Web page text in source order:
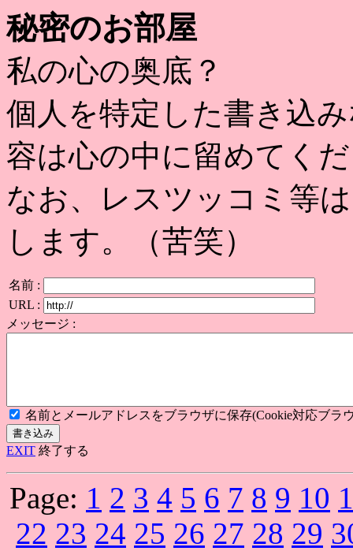
秘密のお部屋
私の心の奥底？
個人を特定した書き込
容は心の中に留めてく
なお、レスツッコミ等
します。（苦笑）
名前 :
URL :
メッセージ :
名前とメールアドレスをブラウザに保存(Cookie対応ブラ
EXIT 終了する
Page: 1 2 3 4 5 6 7 8 9 10
22 23 24 25 26 27 28 29